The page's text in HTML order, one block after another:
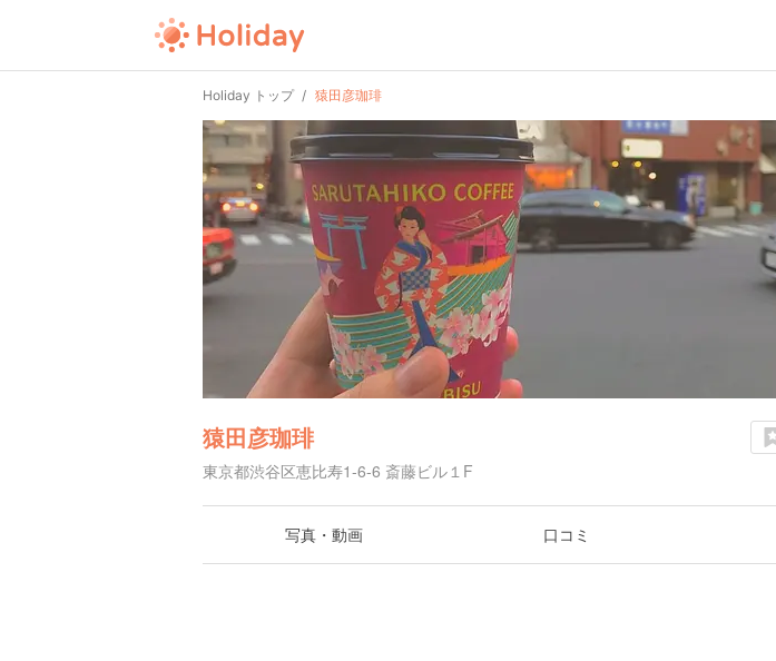
Holiday トップ 猿田彦珈琲
猿田彦珈琲
東京都渋谷区恵比寿1-6-6 斎藤ビル１F
写真・動画 口コミ